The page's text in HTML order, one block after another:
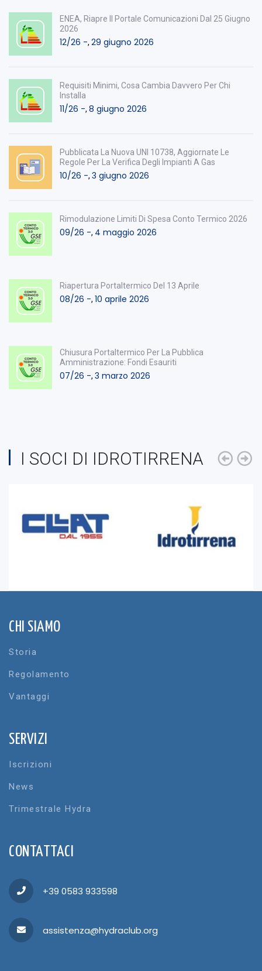
ENEA, Riapre Il Portale Comunicazioni Dal 25 Giugno
2026
12/26 -, 29 giugno 2026
Requisiti Minimi, Cosa Cambia Davvero Per Chi
Installa
11/26 -, 8 giugno 2026
Pubblicata La Nuova UNI 10738, Aggiornate Le
Regole Per La Verifica Degli Impianti A Gas
10/26 -, 3 giugno 2026
Rimodulazione Limiti Di Spesa Conto Termico 2026
09/26 -, 4 maggio 2026
Riapertura Portaltermico Del 13 Aprile
08/26 -, 10 aprile 2026
Chiusura Portaltermico Per La Pubblica
Amministrazione: Fondi Esauriti
07/26 -, 3 marzo 2026
I SOCI DI IDROTIRRENA
CHI SIAMO
Storia
Regolamento
Vantaggi
SERVIZI
Iscrizioni
News
Trimestrale Hydra
CONTATTACI
+39 0583 933598
assistenza@hydraclub.org